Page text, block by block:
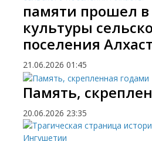
памяти прошел
культуры
поселения
21.06.2026 01:45
Память,
20.06.2026 23:35